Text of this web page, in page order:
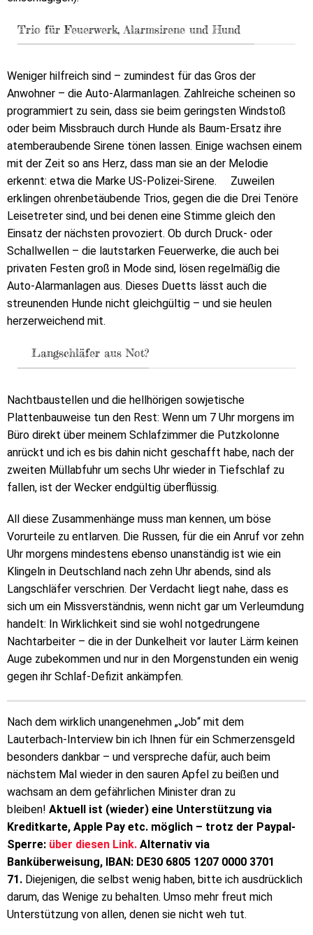
Trio für Feuerwerk, Alarmsirene und Hund
Weniger hilfreich sind – zumindest für das Gros der
Anwohner – die Auto-Alarmanlagen. Zahlreiche scheinen so
programmiert zu sein, dass sie beim geringsten Windstoß
oder beim Missbrauch durch Hunde als Baum-Ersatz ihre
atemberaubende Sirene tönen lassen. Einige wachsen einem
mit der Zeit so ans Herz, dass man sie an der Melodie
erkennt: etwa die Marke US-Polizei-Sirene. Zuweilen
erklingen ohrenbetäubende Trios, gegen die die Drei Tenöre
Leisetreter sind, und bei denen eine Stimme gleich den
Einsatz der nächsten provoziert. Ob durch Druck- oder
Schallwellen – die lautstarken Feuerwerke, die auch bei
privaten Festen groß in Mode sind, lösen regelmäßig die
Auto-Alarmanlagen aus. Dieses Duetts lässt auch die
streunenden Hunde nicht gleichgültig – und sie heulen
herzerweichend mit.
Langschläfer aus Not?
Nachtbaustellen und die hellhörigen sowjetische
Plattenbauweise tun den Rest: Wenn um 7 Uhr morgens im
Büro direkt über meinem Schlafzimmer die Putzkolonne
anrückt und ich es bis dahin nicht geschafft habe, nach der
zweiten Müllabfuhr um sechs Uhr wieder in Tiefschlaf zu
fallen, ist der Wecker endgültig überflüssig.
All diese Zusammenhänge muss man kennen, um böse
Vorurteile zu entlarven. Die Russen, für die ein Anruf vor zehn
Uhr morgens mindestens ebenso unanständig ist wie ein
Klingeln in Deutschland nach zehn Uhr abends, sind als
Langschläfer verschrien. Der Verdacht liegt nahe, dass es
sich um ein Missverständnis, wenn nicht gar um Verleumdung
handelt: In Wirklichkeit sind sie wohl notgedrungene
Nachtarbeiter – die in der Dunkelheit vor lauter Lärm keinen
Auge zubekommen und nur in den Morgenstunden ein wenig
gegen ihr Schlaf-Defizit ankämpfen.
Nach dem wirklich unangenehmen „Job“ mit dem
Lauterbach-Interview bin ich Ihnen für ein Schmerzensgeld
besonders dankbar – und verspreche dafür, auch beim
nächstem Mal wieder in den sauren Apfel zu beißen und
wachsam an dem gefährlichen Minister dran zu
bleiben! Aktuell ist (wieder) eine Unterstützung via
Kreditkarte, Apple Pay etc. möglich – trotz der Paypal-
Sperre: über diesen Link. Alternativ via
Banküberweisung, IBAN: DE30 6805 1207 0000 3701
71. Diejenigen, die selbst wenig haben, bitte ich ausdrücklich
darum, das Wenige zu behalten. Umso mehr freut mich
Unterstützung von allen, denen sie nicht weh tut.